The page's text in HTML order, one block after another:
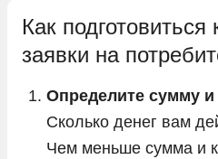
Как
заявки на
Определите сумму и
Сколько денег вам
Чем меньше сумма и